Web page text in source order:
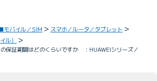
モバイル／SIM
スマホ／ルータ／タブレット
ル）
保証期間はどのくらいですか ：HUAWEIシリーズ／